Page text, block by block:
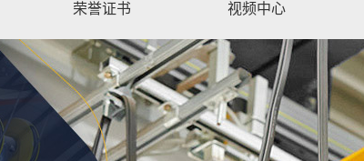
荣誉证书 视频中心